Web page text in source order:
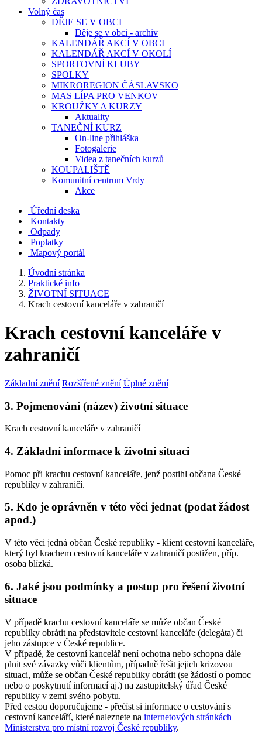
Volný čas
DĚJE SE V OBCI
Děje se v obci - archiv
KALENDÁŘ AKCÍ V OBCI
KALENDÁŘ AKCÍ V OKOLÍ
SPORTOVNÍ KLUBY
SPOLKY
MIKROREGION ČÁSLAVSKO
MAS LÍPA PRO VENKOV
KROUŽKY A KURZY
Aktuality
TANEČNÍ KURZ
On-line přihláška
Fotogalerie
Videa z tanečních kurzů
KOUPALIŠTĚ
Komunitní centrum Vrdy
Akce
Úřední deska
Kontakty
Odpady
Poplatky
Mapový portál
Úvodní stránka
Praktické info
ŽIVOTNÍ SITUACE
Krach cestovní kanceláře v zahraničí
Krach cestovní kanceláře v
zahraničí
Základní znění Rozšířené znění Úplné znění
3. Pojmenování (název) životní situace
Krach cestovní kanceláře v zahraničí
4. Základní informace k životní situaci
Pomoc při krachu cestovní kanceláře, jenž postihl občana České
republiky v zahraničí.
5. Kdo je oprávněn v této věci jednat (podat žádost
apod.)
V této věci jedná občan České republiky - klient cestovní kanceláře,
který byl krachem cestovní kanceláře v zahraničí postižen, příp.
osoba blízká.
6. Jaké jsou podmínky a postup pro řešení životní
situace
V případě krachu cestovní kanceláře se může občan České
republiky obrátit na představitele cestovní kanceláře (delegáta) či
jeho zástupce v České republice.
V případě, že cestovní kancelář není ochotna nebo schopna dále
plnit své závazky vůči klientům, případně řešit jejich krizovou
situaci, může se občan České republiky obrátit (se žádostí o pomoc
nebo o poskytnutí informací aj.) na zastupitelský úřad České
republiky v zemi svého pobytu.
Před cestou doporučujeme - přečíst si informace o cestování s
cestovní kanceláří, které naleznete na internetových stránkách
Ministerstva pro místní rozvoj České republiky.